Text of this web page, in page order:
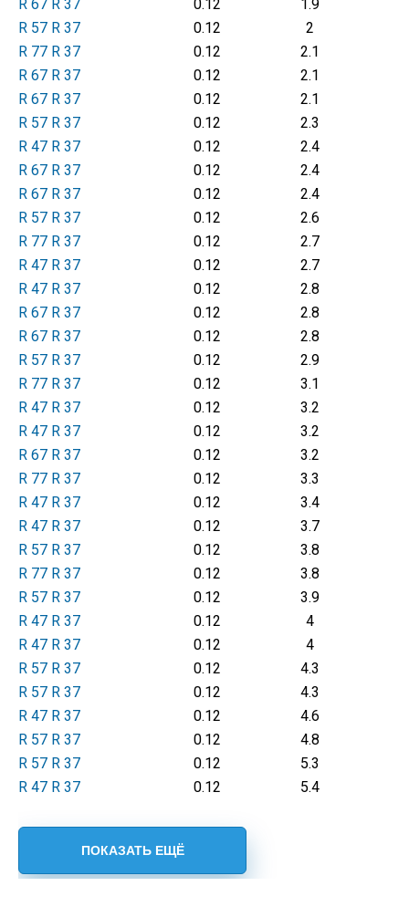
R 67 R 37 0.12 1.9
R 57 R 37
0.12 2
R 77 R 37
0.12 2.1
R 67 R 37
0.12 2.1
R 67 R 37
0.12 2.1
R 57 R 37
0.12 2.3
R 47 R 37
0.12 2.4
R 67 R 37
0.12 2.4
R 67 R 37
0.12 2.4
R 57 R 37
0.12 2.6
R 77 R 37
0.12 2.7
R 47 R 37
0.12 2.7
R 47 R 37
0.12 2.8
R 67 R 37
0.12 2.8
R 67 R 37
0.12 2.8
R 57 R 37
0.12 2.9
R 77 R 37
0.12 3.1
R 47 R 37
0.12 3.2
R 47 R 37
0.12 3.2
R 67 R 37
0.12 3.2
R 77 R 37
0.12 3.3
R 47 R 37
0.12 3.4
R 47 R 37
0.12 3.7
R 57 R 37
0.12 3.8
R 77 R 37
0.12 3.8
R 57 R 37
0.12 3.9
R 47 R 37
0.12 4
R 47 R 37
0.12 4
R 57 R 37
0.12 4.3
R 57 R 37
0.12 4.3
R 47 R 37
0.12 4.6
R 57 R 37
0.12 4.8
R 57 R 37
0.12 5.3
R 47 R 37
0.12 5.4